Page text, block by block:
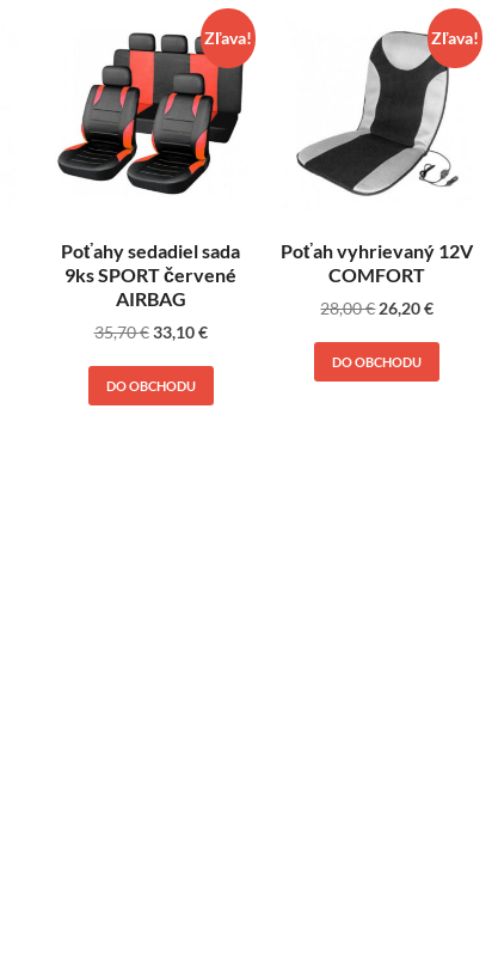
Zľava!
Poťahy sedadiel sada
9ks SPORT červené
AIRBAG
35,70€ 33,10€
DO OBCHODU
Zľava!
Poťah vyhrievaný 12V
COMFORT
28,00€ 26,20€
DO OBCHODU